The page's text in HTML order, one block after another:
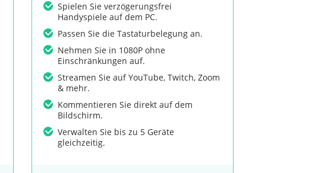
Spielen Sie verzögerungsfrei
Handyspiele auf dem PC.
Passen Sie die Tastaturbelegung an.
Nehmen Sie in 1080P ohne
Einschränkungen auf.
Streamen Sie auf YouTube, Twitch, Zoom
& mehr.
Kommentieren Sie direkt auf dem
Bildschirm.
Verwalten Sie bis zu 5 Geräte
gleichzeitig.